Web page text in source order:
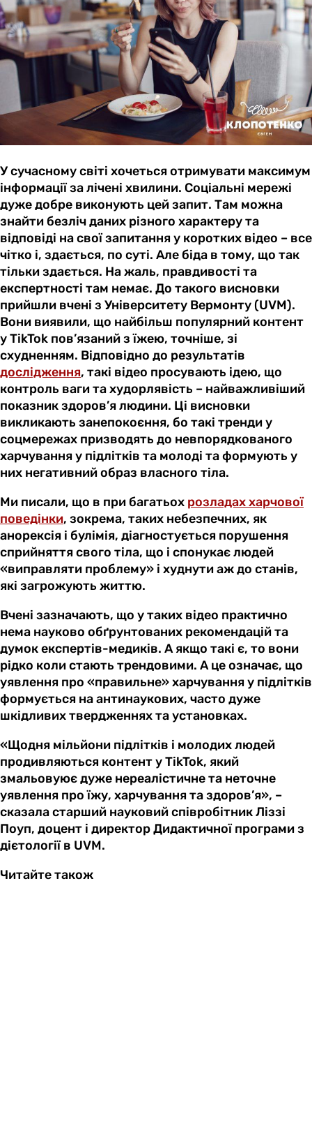
У сучасному світі хочеться отримувати максимум
інформації за лічені хвилини. Соціальні мережі
дуже добре виконують цей запит. Там можна
знайти безліч даних різного характеру та
відповіді на свої запитання у коротких відео – все
чітко і, здається, по суті. Але біда в тому, що так
тільки здається. На жаль, правдивості та
експертності там немає. До такого висновки
прийшли вчені з Університету Вермонту (UVM).
Вони виявили, що найбільш популярний контент
у TikTok пов’язаний з їжею, точніше, зі
схудненням. Відповідно до результатів
дослідження, такі відео просувають ідею, що
контроль ваги та худорлявість – найважливіший
показник здоров’я людини. Ці висновки
викликають занепокоєння, бо такі тренди у
соцмережах призводять до невпорядкованого
харчування у підлітків та молоді та формують у
них негативний образ власного тіла.
Ми писали, що в при багатьох розладах харчової
поведінки, зокрема, таких небезпечних, як
анорексія і булімія, діагностується порушення
сприйняття свого тіла, що і спонукає людей
«виправляти проблему» і худнути аж до станів,
які загрожують життю.
Вчені зазначають, що у таких відео практично
нема науково обґрунтованих рекомендацій та
думок експертів-медиків. А якщо такі є, то вони
рідко коли стають трендовими. А це означає, що
уявлення про «правильне» харчування у підлітків
формується на антинаукових, часто дуже
шкідливих твердженнях та установках.
«Щодня мільйони підлітків і молодих людей
продивляються контент у TikTok, який
змальовуює дуже нереалістичне та неточне
уявлення про їжу, харчування та здоров’я», –
сказала старший науковий співробітник Ліззі
Поуп, доцент і директор Дидактичної програми з
дієтології в UVM.
Читайте також